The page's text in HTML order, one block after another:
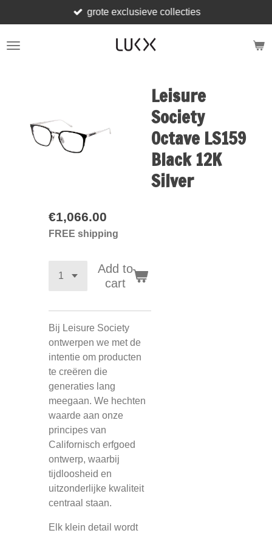
to
main
grote exclusieve collecties
Leisure
Society
Octave LS159
Black 12K
Silver
€1,066.00
FREE shipping
Add to
cart
Bij Leisure Society
ontwerpen we met de
intentie om producten
te creëren die
generaties lang
meegaan. We hechten
waarde aan onze
principes van
Californisch erfgoed
ontwerp, waarbij
tijdloosheid en
uitzonderlijke kwaliteit
centraal staan.
Elk klein detail wordt